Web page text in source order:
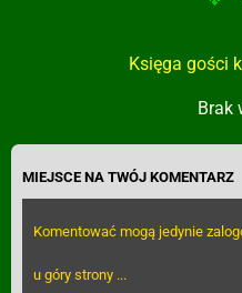
Księga gości
Brak
MIEJSCE NA TWÓJ KOMENTARZ
Komentować mogą jedynie
u góry strony ...